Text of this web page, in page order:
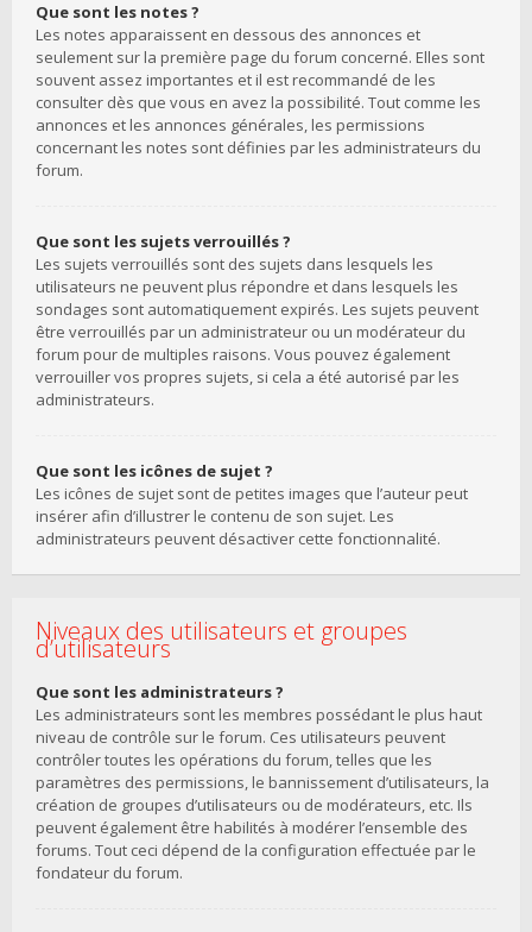
Que sont les notes ?
Les notes apparaissent en dessous des annonces et
seulement sur la première page du forum concerné. Elles sont
souvent assez importantes et il est recommandé de les
consulter dès que vous en avez la possibilité. Tout comme les
annonces et les annonces générales, les permissions
concernant les notes sont définies par les administrateurs du
forum.
Que sont les sujets verrouillés ?
Les sujets verrouillés sont des sujets dans lesquels les
utilisateurs ne peuvent plus répondre et dans lesquels les
sondages sont automatiquement expirés. Les sujets peuvent
être verrouillés par un administrateur ou un modérateur du
forum pour de multiples raisons. Vous pouvez également
verrouiller vos propres sujets, si cela a été autorisé par les
administrateurs.
Que sont les icônes de sujet ?
Les icônes de sujet sont de petites images que l’auteur peut
insérer afin d’illustrer le contenu de son sujet. Les
administrateurs peuvent désactiver cette fonctionnalité.
Niveaux des utilisateurs et groupes
d’utilisateurs
Que sont les administrateurs ?
Les administrateurs sont les membres possédant le plus haut
niveau de contrôle sur le forum. Ces utilisateurs peuvent
contrôler toutes les opérations du forum, telles que les
paramètres des permissions, le bannissement d’utilisateurs, la
création de groupes d’utilisateurs ou de modérateurs, etc. Ils
peuvent également être habilités à modérer l’ensemble des
forums. Tout ceci dépend de la configuration effectuée par le
fondateur du forum.